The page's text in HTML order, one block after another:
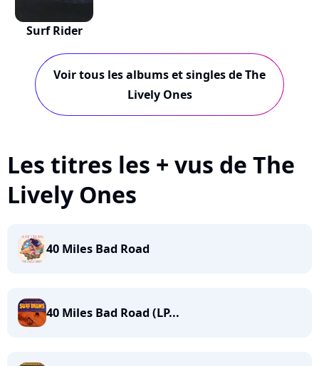
Surf Rider
Voir tous les albums et singles de The
Lively Ones
Les titres les + vus de The
Lively Ones
40 Miles Bad Road
40 Miles Bad Road (LP...